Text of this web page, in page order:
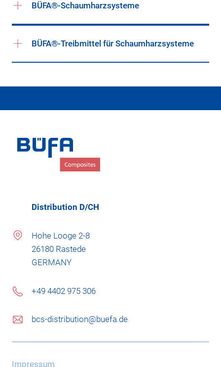
BÜFA®-Schaumharzsysteme
BÜFA®-Treibmittel für Schaumharzsysteme
Distribution D/CH
Hohe Looge 2-8
26180 Rastede
GERMANY
+49 4402 975 306
bcs-distribution@buefa.de
Impressum